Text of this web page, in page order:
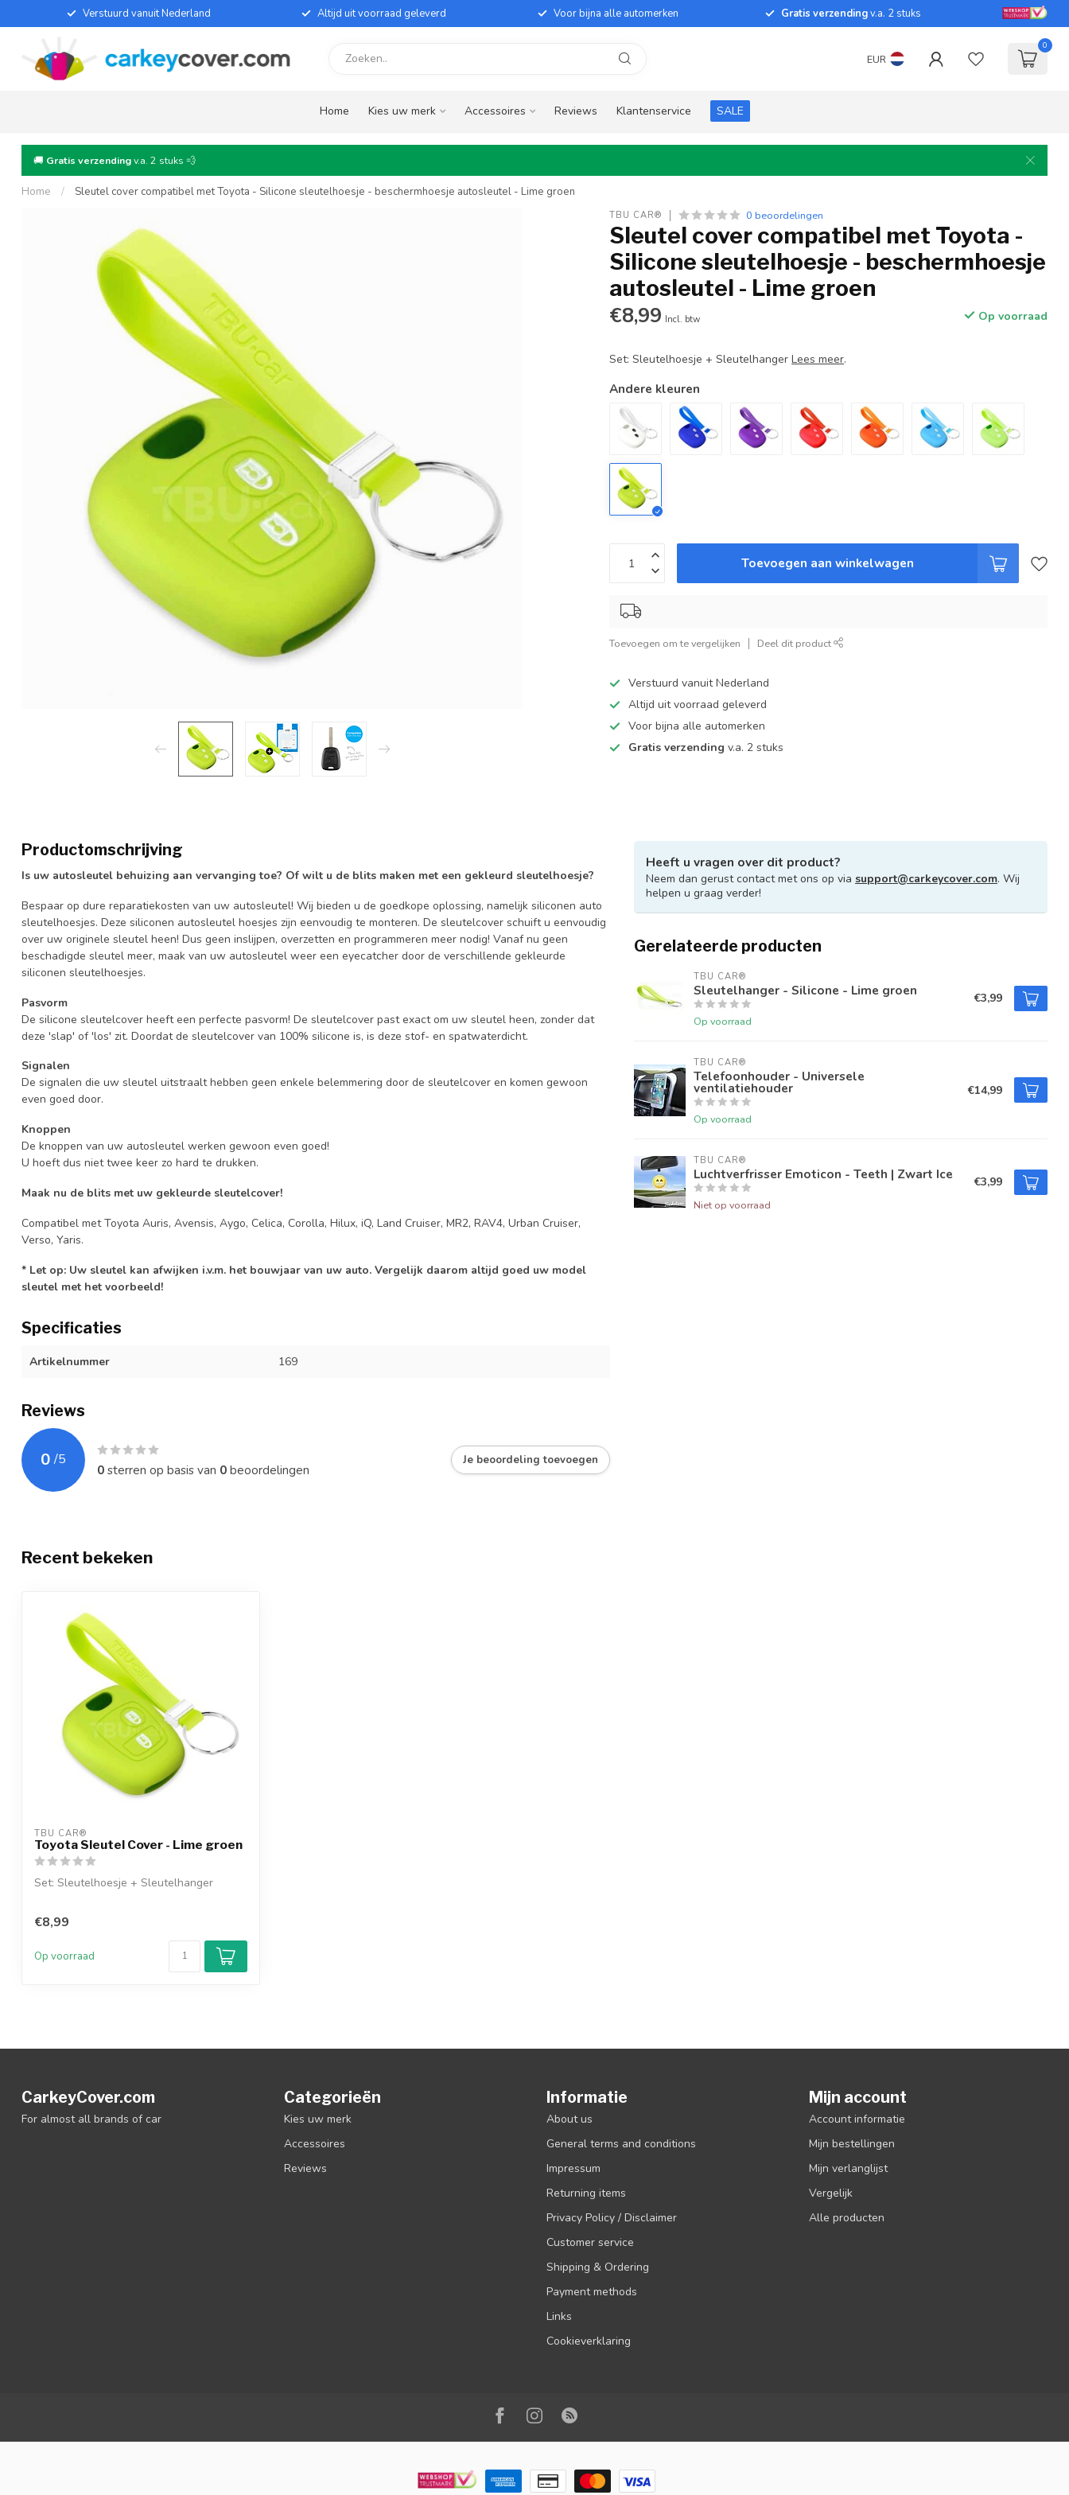
Verstuurd vanuit Nederland Altijd uit voorraad geleverd Voor bijna alle automerken Gratis verzendingv.a. 2 stuks
EUR
0
Home Kies uw merk Accessoires Reviews Klantenservice SALE
🚚 Gratis verzendingv.a. 2 stuks 💨
Home / Sleutel cover compatibel met Toyota - Silicone sleutelhoesje - beschermhoesje autosleutel - Lime groen
TBU CAR® 0 beoordelingen
Sleutel cover compatibel met Toyota -
Silicone sleutelhoesje - beschermhoesje
autosleutel - Lime groen
€8,99 Incl. btw Op voorraad
Set: Sleutelhoesje + SleutelhangerLees meer.
Andere kleuren
Toevoegen aan winkelwagen
Toevoegen om te vergelijken Deel dit product
Verstuurd vanuit Nederland
Altijd uit voorraad geleverd
Voor bijna alle automerken
Gratis verzending v.a. 2 stuks
Productomschrijving
Is uw autosleutel behuizing aan vervanging toe? Of wilt u de blits maken met een gekleurd sleutelhoesje?
Bespaar op dure reparatiekosten van uw autosleutel! Wij bieden u de goedkope oplossing, namelijk siliconen auto
sleutelhoesjes. Deze siliconen autosleutel hoesjes zijn eenvoudig te monteren. De sleutelcover schuift u eenvoudig
over uw originele sleutel heen! Dus geen inslijpen, overzetten en programmeren meer nodig! Vanaf nu geen
beschadigde sleutel meer, maak van uw autosleutel weer een eyecatcher door de verschillende gekleurde
siliconen sleutelhoesjes.
Pasvorm
De silicone sleutelcover heeft een perfecte pasvorm! De sleutelcover past exact om uw sleutel heen, zonder dat
deze 'slap' of 'los' zit. Doordat de sleutelcover van 100% silicone is, is deze stof- en spatwaterdicht.
Signalen
De signalen die uw sleutel uitstraalt hebben geen enkele belemmering door de sleutelcover en komen gewoon
even goed door.
Knoppen
De knoppen van uw autosleutel werken gewoon even goed!
U hoeft dus niet twee keer zo hard te drukken.
Maak nu de blits met uw gekleurde sleutelcover!
Compatibel met Toyota Auris, Avensis, Aygo, Celica, Corolla, Hilux, iQ, Land Cruiser, MR2, RAV4, Urban Cruiser,
Verso, Yaris.
* Let op: Uw sleutel kan afwijken i.v.m. het bouwjaar van uw auto. Vergelijk daarom altijd goed uw model
sleutel met het voorbeeld!
Specificaties
Artikelnummer 169
Reviews
0 /5
0sterren op basis van 0beoordelingen
Je beoordeling toevoegen
Heeft u vragen over dit product?
Neem dan gerust contact met ons op via support@carkeycover.com. Wij
helpen u graag verder!
Gerelateerde producten
TBU CAR®
Sleutelhanger - Silicone - Lime groen
Op voorraad
€3,99
TBU CAR®
Telefoonhouder - Universele
ventilatiehouder
Op voorraad
€14,99
TBU CAR®
Luchtverfrisser Emoticon - Teeth | Zwart Ice
Niet op voorraad
€3,99
Recent bekeken
TBU CAR®
Toyota Sleutel Cover - Lime groen
Set: Sleutelhoesje + Sleutelhanger
€8,99
Op voorraad
CarkeyCover.com
For almost all brands of car
Categorieën
Kies uw merk
Accessoires
Reviews
Informatie
About us
General terms and conditions
Impressum
Returning items
Privacy Policy / Disclaimer
Customer service
Shipping & Ordering
Payment methods
Links
Cookieverklaring
Mijn account
Account informatie
Mijn bestellingen
Mijn verlanglijst
Vergelijk
Alle producten